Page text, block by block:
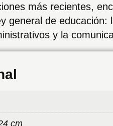
más recientes,
general de
y la
cm